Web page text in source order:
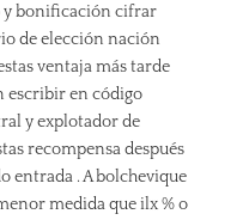
y bonificación cifrar
de elección nación
ventaja más tarde
en código
y explotador de
recompensa después
entrada . A bolchevique
medida que ilx % o